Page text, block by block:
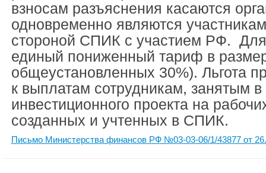
взносам разъяснения касаются
одновременно являются
стороной СПИК с участием РФ. Для
единый пониженный тариф в
общеустановленных 30%). Льгота
к выплатам сотрудникам, занятым
инвестиционного проекта на
созданных и учтенных в СПИК.
Письмо Министерства финансов РФ №03-03-06/1/43877 от